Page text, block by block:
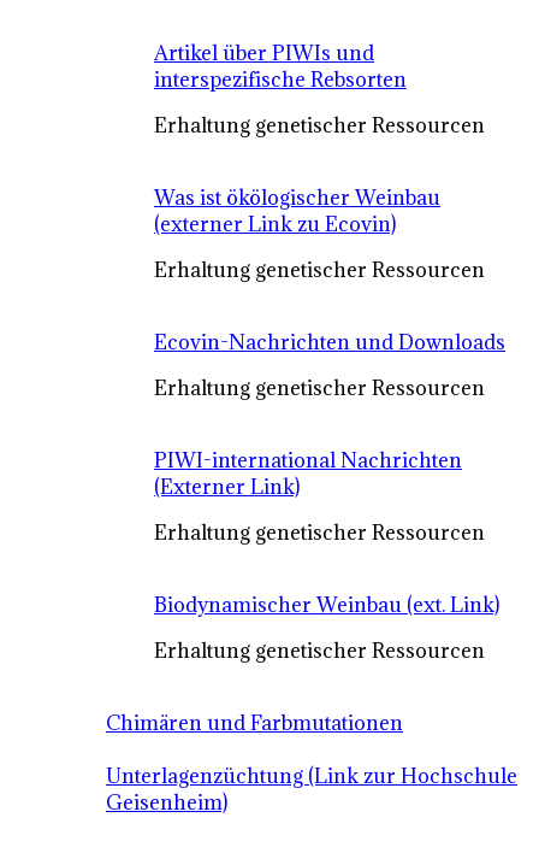
Artikel über PIWIs und
interspezifische Rebsorten
Erhaltung genetischer Ressourcen
Was ist ökölogischer Weinbau
(externer Link zu Ecovin)
Erhaltung genetischer Ressourcen
Ecovin-Nachrichten und Downloads
Erhaltung genetischer Ressourcen
PIWI-international Nachrichten
(Externer Link)
Erhaltung genetischer Ressourcen
Biodynamischer Weinbau (ext. Link)
Erhaltung genetischer Ressourcen
Chimären und Farbmutationen
Unterlagenzüchtung (Link zur Hochschule
Geisenheim)